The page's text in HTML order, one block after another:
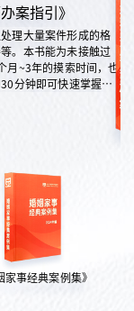
案指引》
理大量案件形成的格
。本书能为未接触过
月~3年的摸索时间，也
分钟即可快速掌握案
家事经典案例集》